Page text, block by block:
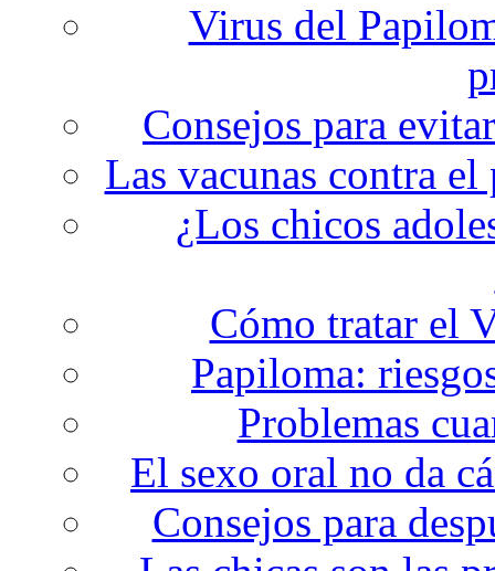
Virus del
Consejos para
Las vacunas contra el
¿Los chicos
Cómo tratar el
Papiloma:
Problemas
El sexo oral no da
Consejos para